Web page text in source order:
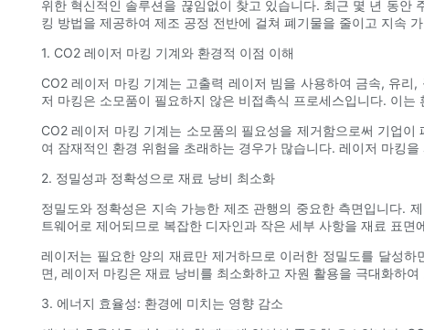
위한 혁신적인 솔루션을 끊임없이 찾고 있습니다. 최근 몇 년 동
킹 방법을 제공하여 제조 공정 전반에 걸쳐 폐기물을 줄이고 지속
1. CO2 레이저 마킹 기계와 환경적 이점 이해
CO2 레이저 마킹 기계는 고출력 레이저 빔을 사용하여 금속, 유
저 마킹은 소모품이 필요하지 않은 비접촉식 프로세스입니다. 이
CO2 레이저 마킹 기계는 소모품의 필요성을 제거함으로써 기업
여 잠재적인 환경 위험을 초래하는 경우가 많습니다. 레이저 마킹
2. 정밀성과 정확성으로 재료 낭비 최소화
정밀도와 정확성은 지속 가능한 제조 관행의 중요한 측면입니다.
트웨어로 제어되므로 복잡한 디자인과 작은 세부 사항을 재료 표면
레이저는 필요한 양의 재료만 제거하므로 이러한 정밀도를 달성
면, 레이저 마킹은 재료 낭비를 최소화하고 자원 활용을 극대화하
3. 에너지 효율성: 환경에 미치는 영향 감소